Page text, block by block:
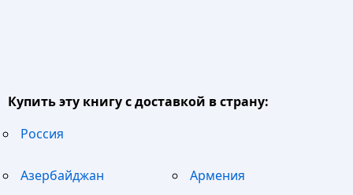
Купить эту книгу с доставкой в страну:
Россия
Азербайджан Армения